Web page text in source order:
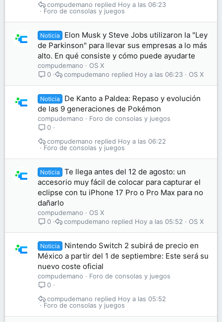
Foro de consolas y juegos
Hoy a las 06:23
compudemano
Noticia
Elon Musk y Steve Jobs utilizaron la "Ley
de Parkinson" para llevar sus empresas a lo más
alto. En qué consiste y cómo puede ayudarte
compudemano
OS X
0
OS X
Hoy a las 06:23
compudemano
Noticia
De Kanto a Paldea: Repaso y evolución
de las 9 generaciones de Pokémon
compudemano
Foro de consolas y juegos
0
Foro de consolas y juegos
Hoy a las 06:22
compudemano
Noticia
Te llega antes del 12 de agosto: un
accesorio muy fácil de colocar para capturar el
eclipse con tu iPhone 17 Pro o Pro Max para no
dañarlo
compudemano
OS X
0
OS X
Hoy a las 05:52
compudemano
Noticia
Nintendo Switch 2 subirá de precio en
México a partir del 1 de septiembre: Este será su
nuevo coste oficial
compudemano
Foro de consolas y juegos
0
Foro de consolas y juegos
Hoy a las 05:52
compudemano